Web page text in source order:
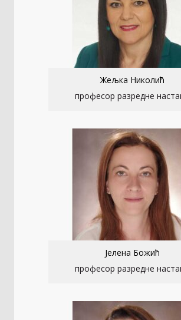
Жељка Николић
професор разредне
Јелена Божић
професор разредне